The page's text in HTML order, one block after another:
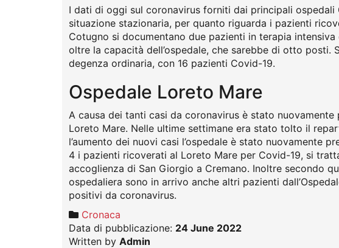
I dati di oggi sul coronavirus forniti dai principali
situazione stazionaria, per quanto riguarda i pazienti
Cotugno si documentano due pazienti in terapia
oltre la capacità dell’ospedale, che sarebbe di otto posti.
degenza ordinaria, con 16 pazienti Covid-19.
Ospedale Loreto Mare
A causa dei tanti casi da coronavirus è stato nuovamente
Loreto Mare. Nelle ultime settimane era stato tolto il
l’aumento dei nuovi casi l’ospedale è stato nuovamente
4 i pazienti ricoverati al Loreto Mare per Covid-19, si
accoglienza di San Giorgio a Cremano. Inoltre secondo
ospedaliera sono in arrivo anche altri pazienti
positivi da coronavirus.
Cronaca
Data di pubblicazione: 24 June 2022
Written by Admin